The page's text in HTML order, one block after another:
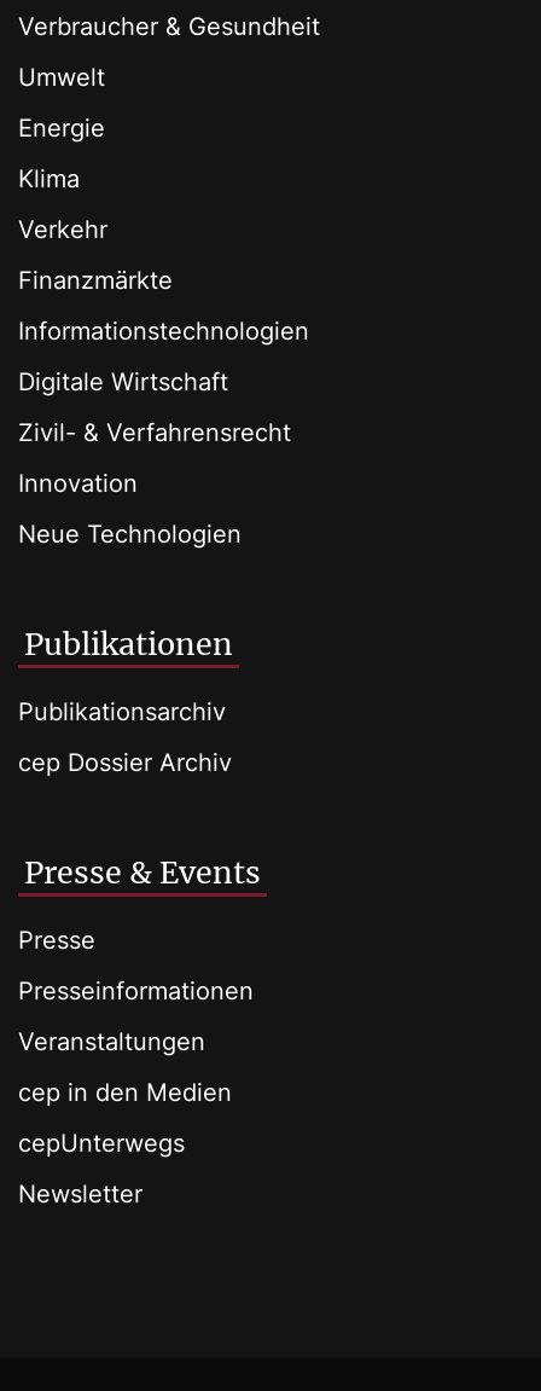
Verbraucher & Gesundheit
Umwelt
Energie
Klima
Verkehr
Finanzmärkte
Informationstechnologien
Digitale Wirtschaft
Zivil- & Verfahrensrecht
Innovation
Neue Technologien
Publikationen
Publikationsarchiv
cep Dossier Archiv
Presse & Events
Presse
Presseinformationen
Veranstaltungen
cep in den Medien
cepUnterwegs
Newsletter